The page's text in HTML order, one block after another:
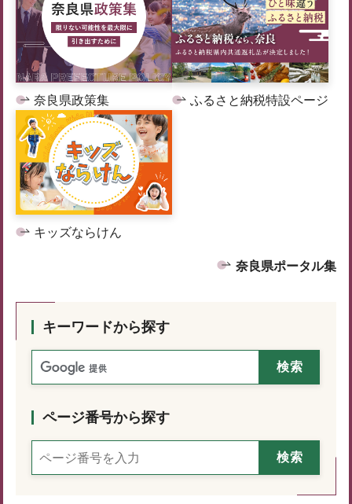
奈良県政策集 ふるさと納税特設ページ
キッズならけん
奈良県ポータル集
キーワードから探す
ページ番号から探す